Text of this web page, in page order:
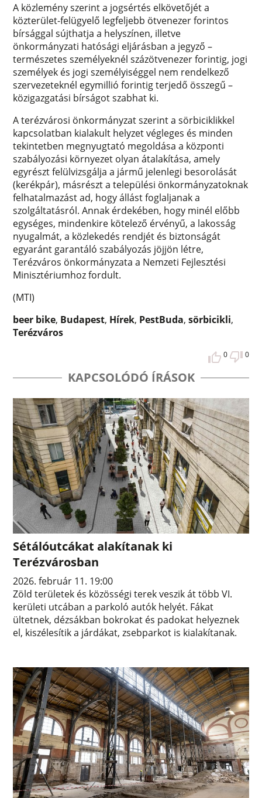
A közlemény szerint a jogsértés elkövetőjét a
közterület-felügyelő legfeljebb ötvenezer forintos
bírsággal sújthatja a helyszínen, illetve
önkormányzati hatósági eljárásban a jegyző –
természetes személyeknél százötvenezer forintig, jogi
személyek és jogi személyiséggel nem rendelkező
szervezeteknél egymillió forintig terjedő összegű –
közigazgatási bírságot szabhat ki.
A terézvárosi önkormányzat szerint a sörbiciklikkel
kapcsolatban kialakult helyzet végleges és minden
tekintetben megnyugtató megoldása a központi
szabályozási környezet olyan átalakítása, amely
egyrészt felülvizsgálja a jármű jelenlegi besorolását
(kerékpár), másrészt a települési önkormányzatoknak
felhatalmazást ad, hogy állást foglaljanak a
szolgáltatásról. Annak érdekében, hogy minél előbb
egységes, mindenkire kötelező érvényű, a lakosság
nyugalmát, a közlekedés rendjét és biztonságát
egyaránt garantáló szabályozás jöjjön létre,
Terézváros önkormányzata a Nemzeti Fejlesztési
Minisztériumhoz fordult.
(MTI)
beer bike, Budapest, Hírek, PestBuda,sörbicikli,
Terézváros
0 0
KAPCSOLÓDÓ ÍRÁSOK
Sétálóutcákat alakítanak ki
Terézvárosban
2026. február 11. 19:00
Zöld területek és közösségi terek veszik át több VI.
kerületi utcában a parkoló autók helyét. Fákat
ültetnek, dézsákban bokrokat és padokat helyeznek
el, kiszélesítik a járdákat, zsebparkot is kialakítanak.